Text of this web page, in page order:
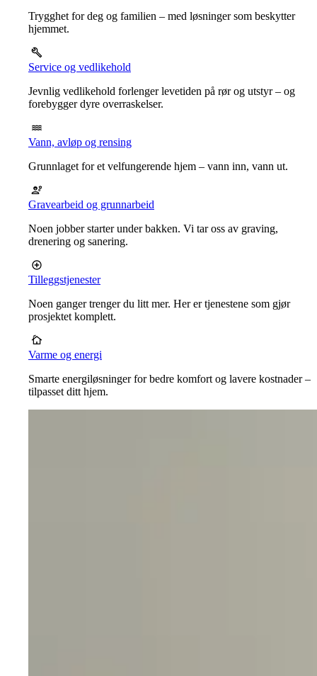
Trygghet for deg og familien – med løsninger som beskytter
hjemmet.
Service og vedlikehold
Jevnlig vedlikehold forlenger levetiden på rør og utstyr – og
forebygger dyre overraskelser.
Vann, avløp og rensing
Grunnlaget for et velfungerende hjem – vann inn, vann ut.
Gravearbeid og grunnarbeid
Noen jobber starter under bakken. Vi tar oss av graving,
drenering og sanering.
Tilleggstjenester
Noen ganger trenger du litt mer. Her er tjenestene som gjør
prosjektet komplett.
Varme og energi
Smarte energiløsninger for bedre komfort og lavere kostnader –
tilpasset ditt hjem.